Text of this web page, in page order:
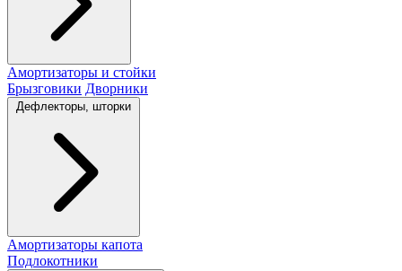
Амортизаторы и стойки
Брызговики Дворники
Дефлекторы, шторки
Амортизаторы капота
Подлокотники